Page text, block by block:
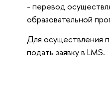
- перевод
образовательной
Для осуществления
подать заявку в LMS.